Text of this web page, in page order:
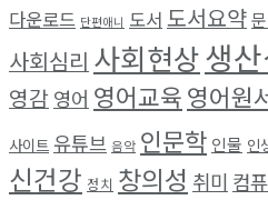
다운로드 단편애니 도서 도서요약
사회심리 사회현상생
영감영어 영어교육영어원
사이트 유튜브 음악 인문학 인물 인
신건강 정치 창의성 취미 컴